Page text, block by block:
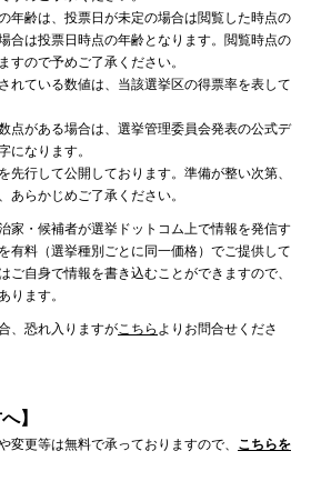
年齢は、投票日が未定の場合は閲覧した時点の
合は投票日時点の年齢となります。閲覧時点の
すので予めご了承ください。
れている数値は、当該選挙区の得票率を表して
点がある場合は、選挙管理委員会発表の公式デ
になります。
行して公開しております。準備が整い次第、
あらかじめご了承ください。
家・候補者が選挙ドットコム上で情報を発信す
を有料（選挙種別ごとに同一価格）でご提供して
ご自身で情報を書き込むことができますので、
ります。
、恐れ入りますがこちら よりお問合せくださ
】
更等は無料で承っておりますので、 こちらを